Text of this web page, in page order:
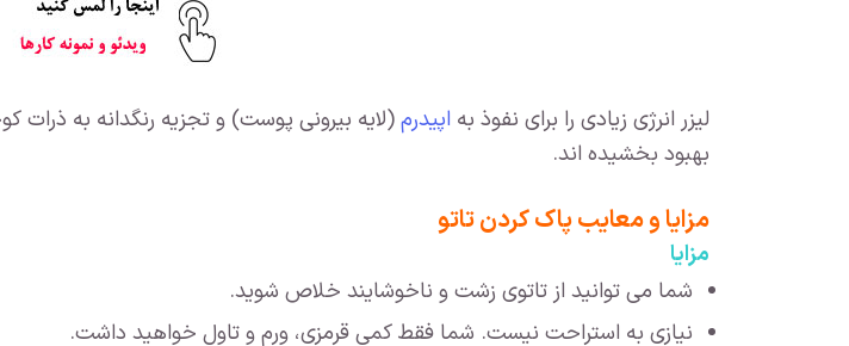
لیزر انرژی زیادی را برای نفوذ به اپیدرم(لایه بیرونی پوست) و تجزیه رنگدانه به ذرات
بهبود بخشیده اند.
مزایا و معایب پاک کردن تاتو
مزایا
شما می توانید از تاتوی زشت و ناخوشایند خلاص شوید.
نیازی به استراحت نیست. شما فقط کمی قرمزی، ورم و تاول خواهید داشت.